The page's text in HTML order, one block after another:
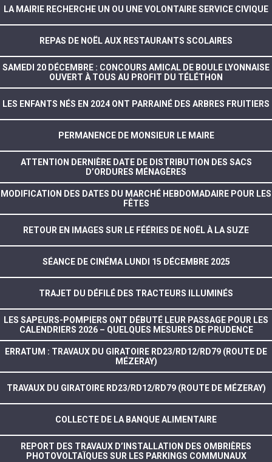
LA MAIRIE RECHERCHE UN OU UNE VOLONTAIRE SERVICE CIVIQUE
REPAS DE NOËL AUX RESTAURANTS SCOLAIRES
SAMEDI 20 DÉCEMBRE : CONCOURS AMICAL DE BOULE LYONNAISE
OUVERT À TOUS AU PROFIT DU TÉLÉTHON
LES ENFANTS NÉS EN 2024 ONT PARRAINÉ DES ARBRES FRUITIERS
PERMANENCE DE MONSIEUR LE MAIRE
ATTENTION DERNIÈRE DATE DE DISTRIBUTION DES SACS
D’ORDURES MÉNAGÈRES
MODIFICATION DES DATES DU MARCHÉ HEBDOMADAIRE POUR LES
FÊTES
RETOUR EN IMAGES SUR LE FÉÉRIES DE NOËL À LA SUZE
SÉANCE DE CINÉMA LUNDI 15 DÉCEMBRE 2025
TRAJET DU DÉFILÉ DES TRACTEURS ILLUMINÉS
LES SAPEURS-POMPIERS ONT DÉBUTÉ LEUR PASSAGE POUR LES
CALENDRIERS 2026 – QUELQUES MESURES DE PRUDENCE
ERRATUM : TRAVAUX DU GIRATOIRE RD23/RD12/RD79 (ROUTE DE
MÉZERAY)
TRAVAUX DU GIRATOIRE RD23/RD12/RD79 (ROUTE DE MÉZERAY)
COLLECTE DE LA BANQUE ALIMENTAIRE
REPORT DES TRAVAUX D’INSTALLATION DES OMBRIÈRES
PHOTOVOLTAÏQUES SUR LES PARKINGS COMMUNAUX